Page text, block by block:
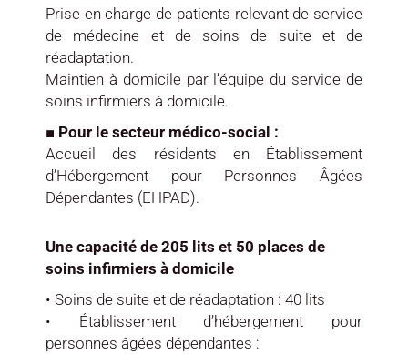
Prise en charge de patients relevant de service
de médecine et de soins de suite et de
réadaptation.
Maintien à domicile par l’équipe du service de
soins infirmiers à domicile.
■ Pour le secteur médico-social :
Accueil des résidents en Établissement
d’Hébergement pour Personnes Âgées
Dépendantes (EHPAD).
Une capacité de 205 lits et 50 places de
soins infirmiers à domicile
• Soins de suite et de réadaptation : 40 lits
• Établissement d’hébergement pour
personnes âgées dépendantes :